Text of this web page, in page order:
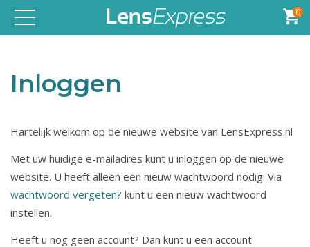
Toggle
navigation
0
Inloggen
Hartelijk welkom op de nieuwe website van LensExpress.nl
Met uw huidige e-mailadres kunt u inloggen op de nieuwe
website. U heeft alleen een nieuw wachtwoord nodig. Via
wachtwoord vergeten? kunt u een nieuw wachtwoord
instellen.
Heeft u nog geen account? Dan kunt u een account